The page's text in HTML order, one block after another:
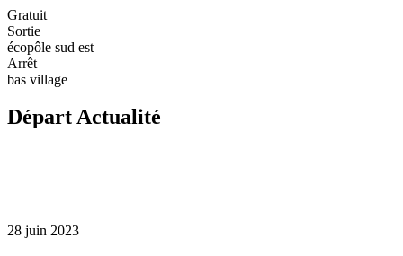
Gratuit
Sortie
écopôle sud est
Arrêt
bas village
Départ Actualité
28 juin 2023